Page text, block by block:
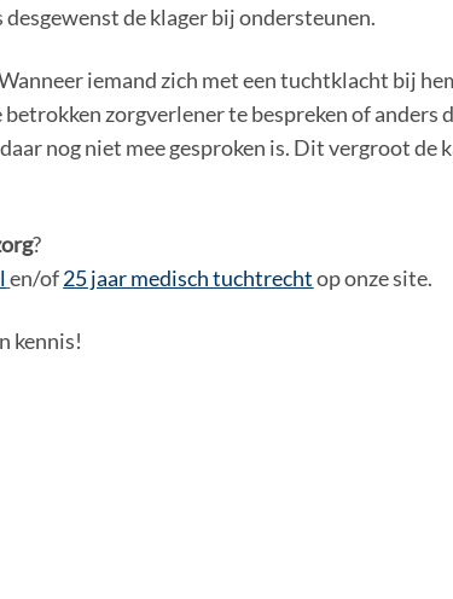
de klager bij ondersteunen.
iemand zich met een tuchtklacht bij
zorgverlener te bespreken of anders
nog niet mee gesproken is. Dit vergroot de
?
en/of25 jaar medisch tuchtrechtop onze site.
kennis!